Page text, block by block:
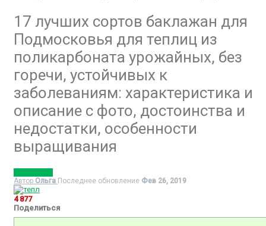
17 лучших сортов баклажан для
Подмосковья для теплиц из
поликарбоната урожайных, без
горечи, устойчивых к
заболеваниям: характеристика и
описание с фото, достоинства и
недостатки, особенности
выращивания
Автор Ольга Последнее обновление Фев 26, 2019
4 877
Поделиться